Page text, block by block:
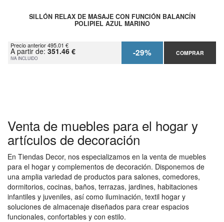
SILLÓN RELAX DE MASAJE CON FUNCIÓN BALANCÍN
POLIPIEL AZUL MARINO
Precio anterior 495.01 €
A partir de: 351.46 €
IVA INCLUIDO -29% COMPRAR
Venta de muebles para el hogar y
artículos de decoración
En Tiendas Decor, nos especializamos en la venta de muebles
para el hogar y complementos de decoración. Disponemos de
una amplia variedad de productos para salones, comedores,
dormitorios, cocinas, baños, terrazas, jardines, habitaciones
infantiles y juveniles, así como iluminación, textil hogar y
soluciones de almacenaje diseñados para crear espacios
funcionales, confortables y con estilo.